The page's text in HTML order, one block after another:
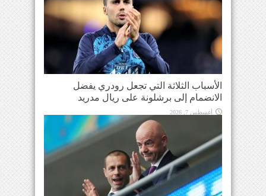
الأسباب الثلاثة التي تجعل رودري يفضل
الانضمام إلى برشلونة على ريال مدريد
أغسطس 7, 2026